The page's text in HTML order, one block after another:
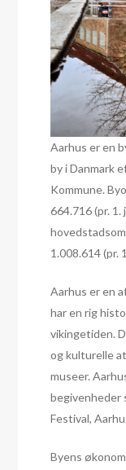
Aarhus er en
by i Danmark
Kommune.
664.716 (pr. 1.
1.008.614 (pr.
Aarhus er en
har en rig
vikingetiden.
og kulturelle
museer.
begivenheder
Festival,
Byens